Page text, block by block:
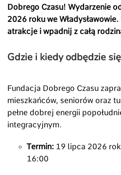
Dobrego Czasu! Wydarzenie
2026 roku we
atrakcje i wpadnij z całą
Gdzie i kiedy odbędzie
Fundacja Dobrego Czasu
mieszkańców, seniorów oraz
pełne dobrej energii
integracyjnym.
Termin: 19 lipca 2026
16:00